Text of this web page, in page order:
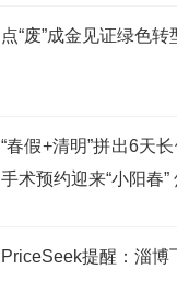
点“废”成金见证绿色转
“春假+清明”拼出6天
手术预约迎来“小阳春”
PriceSeek提醒：淄博